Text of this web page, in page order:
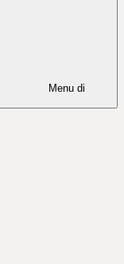
Menu di